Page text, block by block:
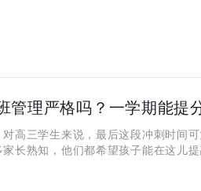
管理严格吗？一学期能提
对高三学生来说，最后这段冲刺时间
长熟知，他们都希望孩子能在这儿提
这个答案！